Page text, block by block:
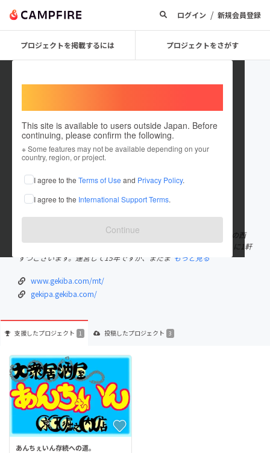
ログイン / 新規会員登録
プロジェクトを掲載するには プロジェクトをさがす
This site is available to users outside Japan. Before
continuing, please confirm the following.
※ Some features may not be available depending on your
country, region, or project.
I agree to the Terms of Use and Privacy Policy.
I agree to the International Support Terms.
Continue
gekiba39
これまでに1回支援して3件のプロジェクトを投稿しています
在住国：日本 現在地：東京都
出身国：日本 出身地：大阪府
池袋にパフォーマンスをする会場を2店舗運営しております。池袋の西
口に西口GEKIBA,東口に東口ゲキパを、西と東にそれぞれ駅の近くに1軒
ずつございます。運営して15年ですが、まだま もっと見る
www.gekiba.com/mt/
gekipa.gekiba.com/
支援したプロジェクト 1 投稿したプロジェクト 3
あんちぇいん存続への道。